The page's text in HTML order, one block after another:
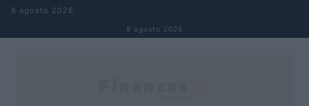
Saltar al contenido
8 agosto 2026
8 agosto 2026